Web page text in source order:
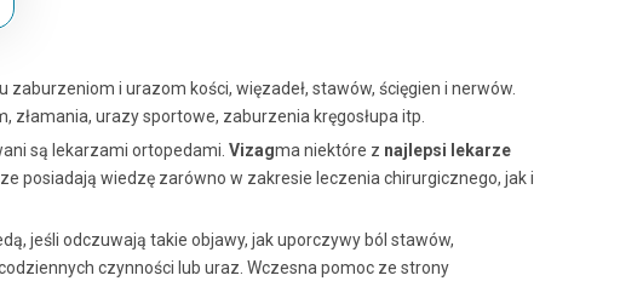
i urazom kości, więzadeł, stawów, ścięgien i nerwów.
urazy sportowe, zaburzenia kręgosłupa itp.
są lekarzami ortopedami. Vizagma niektóre z najlepsi lekarze
posiadają wiedzę zarówno w zakresie leczenia chirurgicznego, jak i
jeśli odczuwają takie objawy, jak uporczywy ból stawów,
czynności lub uraz. Wczesna pomoc ze strony